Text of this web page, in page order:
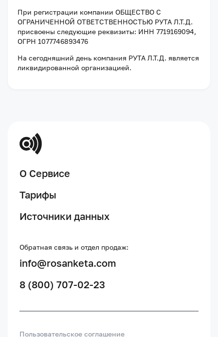
При регистрации компании ОБЩЕСТВО С
ОГРАНИЧЕННОЙ ОТВЕТСТВЕННОСТЬЮ РУТА Л.Т.Д.
присвоены следующие реквизиты: ИНН 7719169094,
ОГРН 1077746893476
На сегодняшний день компания РУТА Л.Т.Д. является
ликвидированной организацией.
О Сервисе
Тарифы
Источники данных
Обратная связь и отдел продаж:
info@rosanketa.com
8 (800) 707-02-23
Пользовательское соглашение